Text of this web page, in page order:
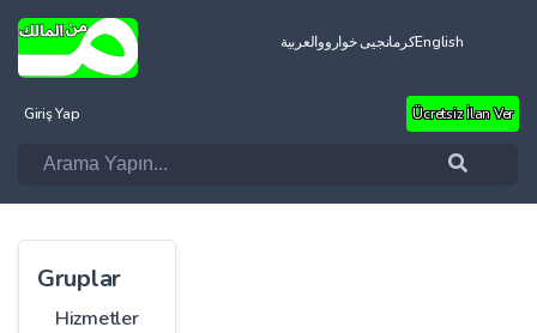
العربيةکرمانجیی خوارووEnglish
Giriş Yap Ücretsiz İlan Ver
Gruplar
Hizmetler